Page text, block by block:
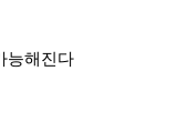
능해진다